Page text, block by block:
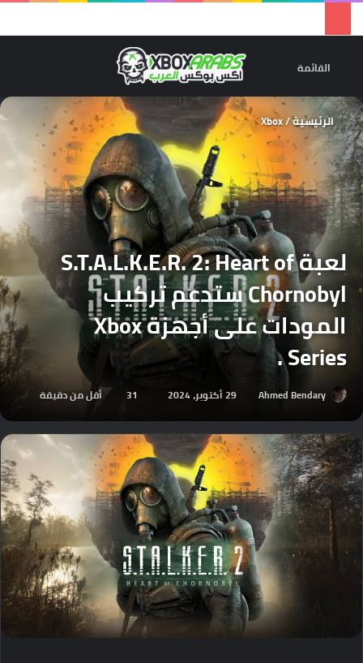
القائمة
الرئيسية/
Xbox
لعبة S.T.A.L.K.E.R. 2: Heart of
Chornobyl ستدعم تركيب
المودات على أجهزة Xbox
Series .
Ahmed Bendary 29 أكتوبر، 2024 31 أقل من دقيقة